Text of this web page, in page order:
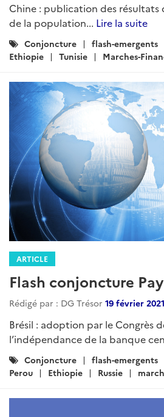
Chine : publication des résultats
de la population... Lire la suite
Catégories
:
Conjoncture flash-emergents
Ethiopie
Tunisie Marches-
ARTICLE
Flash conjoncture
Rédigé par : DG Trésor 19 février 2021
Brésil : adoption par le Congrès
l’indépendance de la banque
Catégories
:
Conjoncture flash-emergents
Perou
Ethiopie Russie